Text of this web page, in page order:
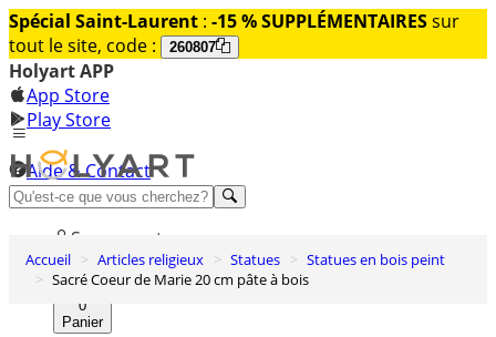
Spécial Saint-Laurent : -15 % SUPPLÉMENTAIRESsur
tout le site, code :
260807
Holyart APP
App Store
Play Store
Aide & Contact
Découvrez Premium
Se connecter
Liste des envies
0
Panier
Accueil Articles religieux Statues
Statues en bois peint
Sacré Coeur de Marie 20 cm pâte à bois